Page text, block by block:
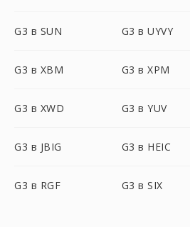
G3 в SUN G3 в UYVY
G3 в XBM G3 в XPM
G3 в XWD G3 в YUV
G3 в JBIG G3 в HEIC
G3 в RGF G3 в SIX